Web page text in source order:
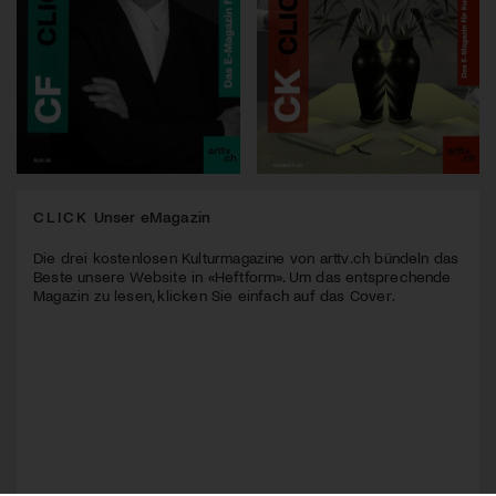
CLICK Unser eMagazin
Die drei kostenlosen Kulturmagazine von arttv.ch bündeln das
Beste unsere Website in «Heftform». Um das entsprechende
Magazin zu lesen, klicken Sie einfach auf das Cover.